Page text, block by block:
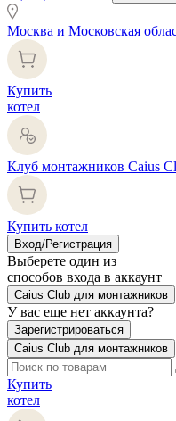
Москва и Московская
Купить
котел
Клуб монтажников Caius
Купить котел
Вход/Регистрация
Выберете один из
способов входа в аккаунт
Caius Club для монтажников
У вас еще нет аккаунта?
Зарегистрироваться
Caius Club для монтажников
Купить
котел